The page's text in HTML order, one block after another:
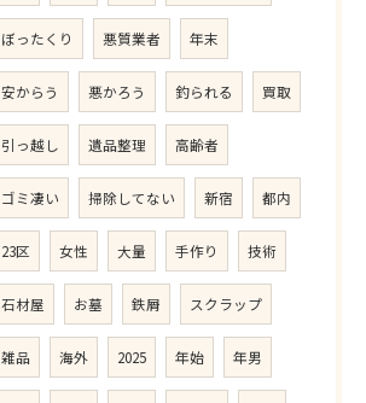
ぼったくり 悪質業者 年末
安からう 悪かろう 釣られる 買取
引っ越し 遺品整理 高齢者
ゴミ凄い 掃除してない 新宿 都内
23区 女性 大量 手作り 技術
石材屋 お墓 鉄屑 スクラップ
雑品 海外 2025 年始 年男